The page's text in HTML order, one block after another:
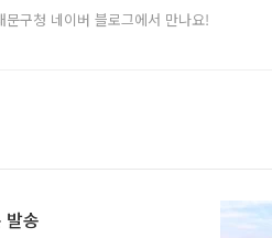
구청 네이버 블로그에서 만나요!
발송